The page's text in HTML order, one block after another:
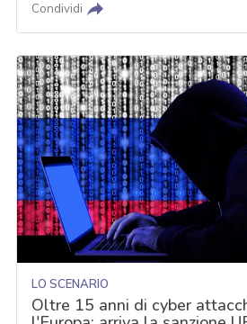
Condividi
LO SCENARIO
Oltre 15 anni di cyber